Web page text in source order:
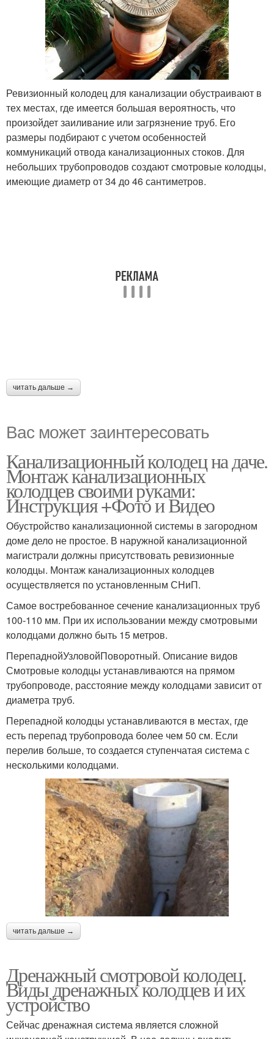
Ревизионный колодец для канализации обустраивают в
тех местах, где имеется большая вероятность, что
произойдет заиливание или загрязнение труб. Его
размеры подбирают с учетом особенностей
коммуникаций отвода канализационных стоков. Для
небольших трубопроводов создают смотровые колодцы,
имеющие диаметр от 34 до 46 сантиметров.
читать дальше →
Вас может заинтересовать
Канализационный колодец на даче.
Монтаж канализационных
колодцев своими руками:
Инструкция +Фото и Видео
Обустройство канализационной системы в загородном
доме дело не простое. В наружной канализационной
магистрали должны присутствовать ревизионные
колодцы. Монтаж канализационных колодцев
осуществляется по установленным СНиП.
Самое востребованное сечение канализационных труб
100-110 мм. При их использовании между смотровыми
колодцами должно быть 15 метров.
ПерепаднойУзловойПоворотный. Описание видов
Смотровые колодцы устанавливаются на прямом
трубопроводе, расстояние между колодцами зависит от
диаметра труб.
Перепадной колодцы устанавливаются в местах, где
есть перепад трубопровода более чем 50 см. Если
перелив больше, то создается ступенчатая система с
несколькими колодцами.
читать дальше →
Дренажный смотровой колодец.
Виды дренажных колодцев и их
устройство
Сейчас дренажная система является сложной